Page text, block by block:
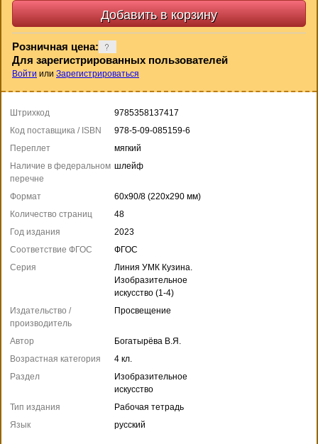
Розничная цена:
Для зарегистрированных пользователей
Войти или Зарегистрироваться
Штрихкод
9785358137417
Код поставщика / ISBN
978-5-09-085159-6
Переплет
мягкий
Наличие в федеральном
перечне
шлейф
Формат
60x90/8 (220x290 мм)
Количество страниц
48
Год издания
2023
Соответствие ФГОС
ФГОС
Серия
Линия УМК Кузина.
Изобразительное
искусство (1-4)
Издательство /
производитель
Просвещение
Автор
Богатырёва В.Я.
Возрастная категория
4 кл.
Раздел
Изобразительное
искусство
Тип издания
Рабочая тетрадь
Язык
русский